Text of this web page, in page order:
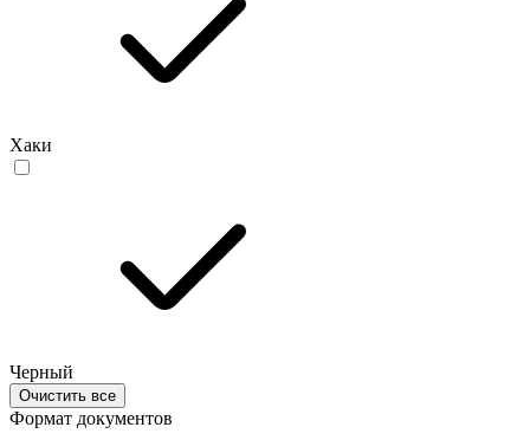
Хаки
Черный
Очистить все
Формат документов